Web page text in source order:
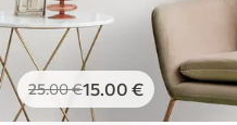
25.00€15.00 €